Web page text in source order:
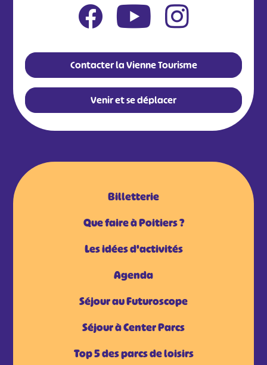
Contacter la Vienne Tourisme
Venir et se déplacer
Billetterie
Que faire à Poitiers ?
Les idées d'activités
Agenda
Séjour au Futuroscope
Séjour à Center Parcs
Top 5 des parcs de loisirs